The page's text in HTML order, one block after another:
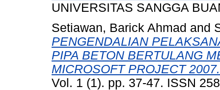
UNIVERSITAS SANGGA
Setiawan, Barick Ahmad and
PENGENDALIAN
PIPA BETON BERTULANG
MICROSOFT PROJECT 2007.
Vol. 1 (1). pp. 37-47. ISSN